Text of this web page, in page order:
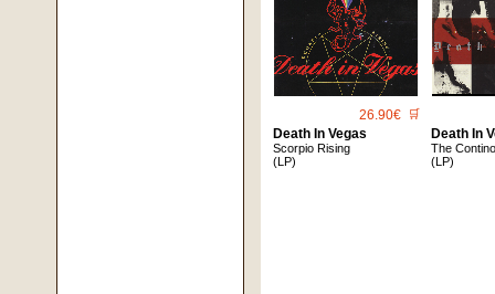
26.90€ 🛒
Death In Vegas
Scorpio Rising
(LP)
Death In
The
(LP)